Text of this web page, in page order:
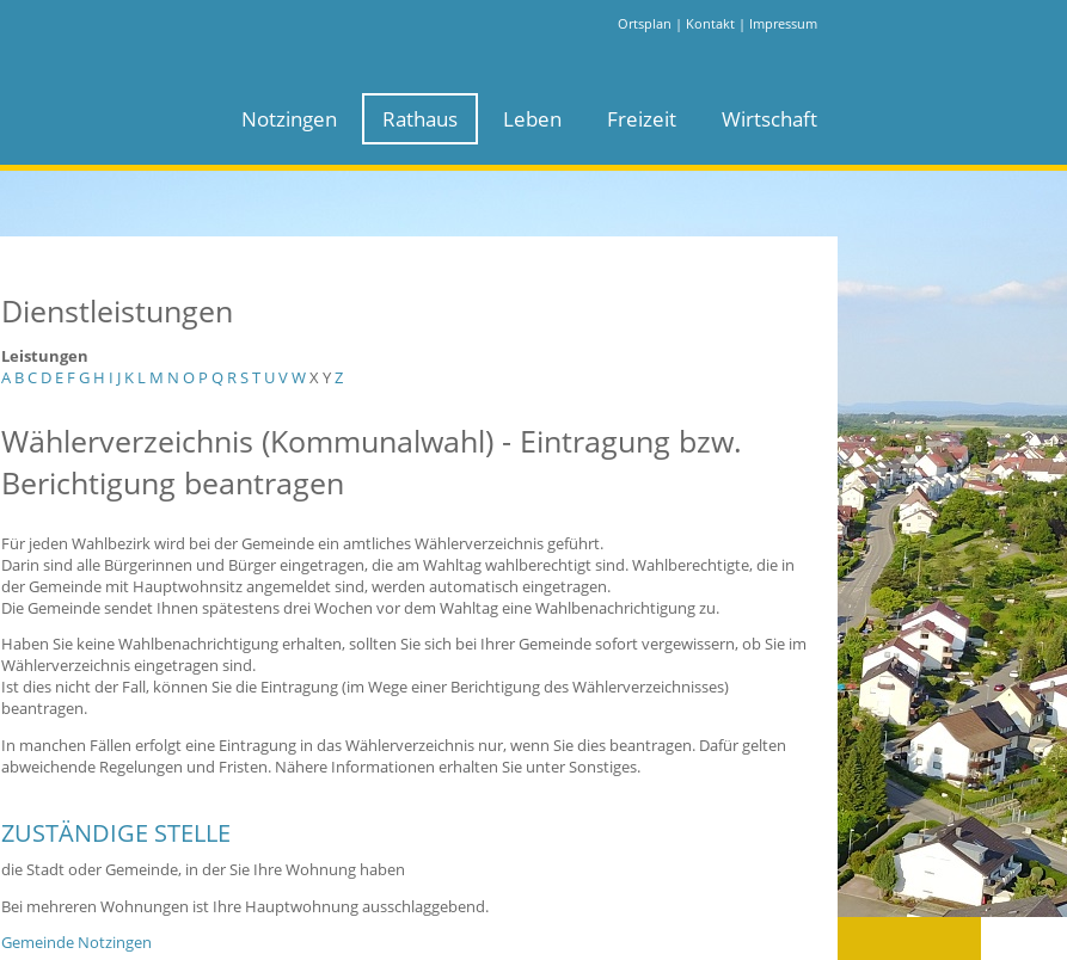
Ortsplan | Kontakt | Impressum
Notzingen Rathaus Leben Freizeit Wirtschaft
Dienstleistungen
Leistungen
A BC D E FG H I J K L M N O P Q RST UVWXYZ
Wählerverzeichnis (Kommunalwahl) - Eintragung bzw.
Berichtigung beantragen
Für jeden Wahlbezirk wird bei der Gemeinde ein amtliches Wählerverzeichnis geführt.
Darin sind alle Bürgerinnen und Bürger eingetragen, die am Wahltag wahlberechtigt sind. Wahlberechtigte, die in
der Gemeinde mit Hauptwohnsitz angemeldet sind, werden automatisch eingetragen.
Die Gemeinde sendet Ihnen spätestens drei Wochen vor dem Wahltag eine Wahlbenachrichtigung zu.
Haben Sie keine Wahlbenachrichtigung erhalten, sollten Sie sich bei Ihrer Gemeinde sofort vergewissern, ob Sie im
Wählerverzeichnis eingetragen sind.
Ist dies nicht der Fall, können Sie die Eintragung (im Wege einer Berichtigung des Wählerverzeichnisses)
beantragen.
In manchen Fällen erfolgt eine Eintragung in das Wählerverzeichnis nur, wenn Sie dies beantragen. Dafür gelten
abweichende Regelungen und Fristen. Nähere Informationen erhalten Sie unter Sonstiges.
ZUSTÄNDIGE STELLE
die Stadt oder Gemeinde, in der Sie Ihre Wohnung haben
Bei mehreren Wohnungen ist Ihre Hauptwohnung ausschlaggebend.
Gemeinde Notzingen